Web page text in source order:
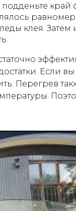
подденьте
клея.
Если
Перегрев